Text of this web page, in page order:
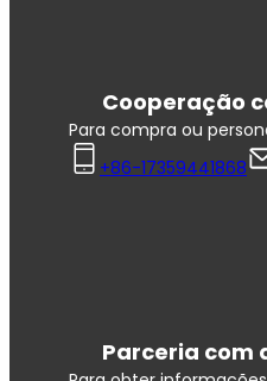
Cooperação
Para compra ou
+86-17359441868
Parceria com